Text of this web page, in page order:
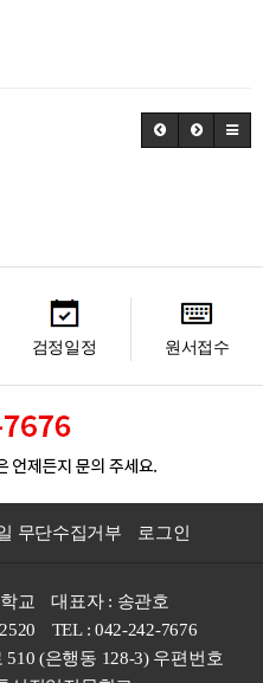
검정일정 원서접수
무단수집거부 로그인
교
대표자 : 송관호
TEL : 042-242-7676
(은행동 128-3) 우편번호